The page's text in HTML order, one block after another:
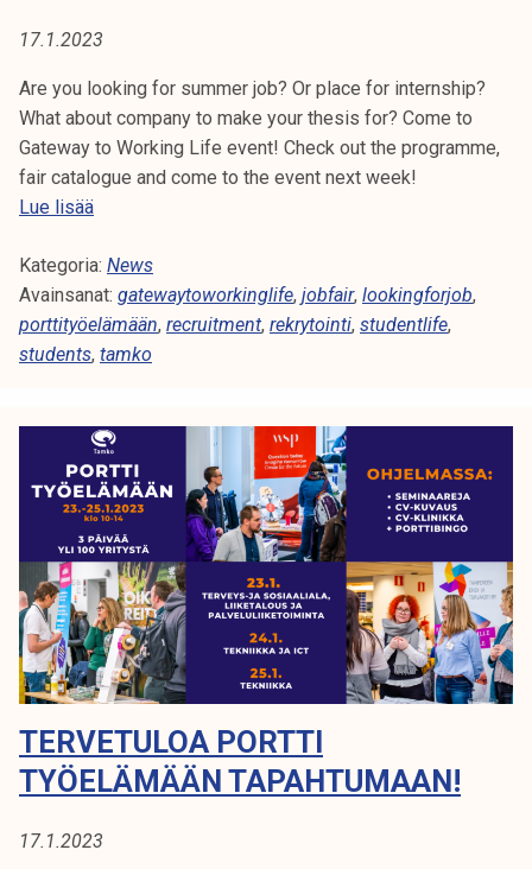
k
o
r
k
e
a
k
o
l
o
l
i
a
k
u
n
a
P
O
R
T
T
I
Ö
E
L
Ä
M
Ä
Ä
N
17.1.2023
Are you looking for summer job? Or place for internship?
What about company to make your thesis for? Come to
Gateway to Working Life event! Check out the programme,
fair catalogue and come to the event next week!
Lue lisääW
l
c
o
m
o
G
a
t
e
w
a
y
t
o
W
o
r
k
Kategoria: News
Avainsanat: gatewaytoworkinglife, jobfair, lookingforjob,
porttityöelämään, recruitment, rekrytointi, studentlife,
students, tamko
TERVETULOA PORTTI
TYÖELÄMÄÄN TAPAHTUMAAN!
17.1.2023